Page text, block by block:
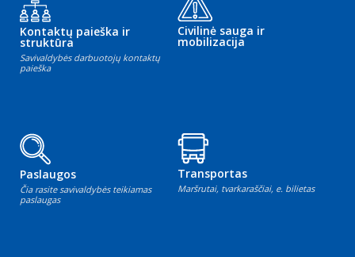
Kontaktų paieška ir
struktūra
Savivaldybės darbuotojų kontaktų
paieška
Civilinė sauga ir
mobilizacija
Paslaugos
Čia rasite savivaldybės teikiamas
paslaugas
Transportas
Maršrutai, tvarkaraščiai, e. bilietas